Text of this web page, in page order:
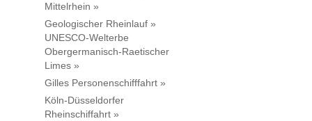
Mittelrhein »
Geologischer Rheinlauf »
UNESCO-Welterbe
Obergermanisch-Raetischer
Limes »
Gilles Personenschifffahrt »
Köln-Düsseldorfer
Rheinschiffahrt »